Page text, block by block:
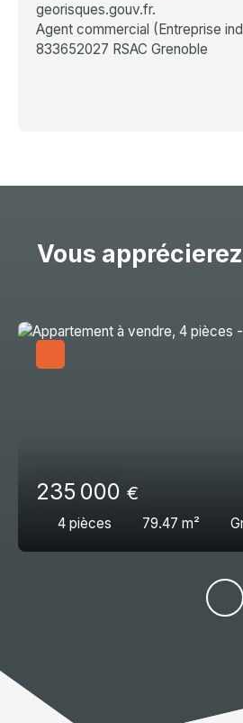
georisques.gouv.fr.
Agent commercial (Entreprise
833652027 RSAC Grenoble
Vous apprécierez
235 000 €
4 pièces 79.47 m²